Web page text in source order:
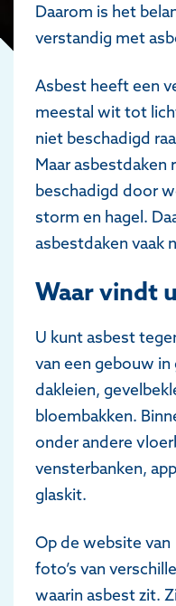
Daarom is het
verstandig met
Asbest heeft een
meestal wit tot
niet beschadigd
Maar asbestdaken
beschadigd door
storm en hagel.
asbestdaken vaak
Waar vindt
U kunt asbest
van een gebouw
dakleien,
bloembakken.
onder andere
vensterbanken,
glaskit.
Op de website van
foto’s van
waarin asbest zit.